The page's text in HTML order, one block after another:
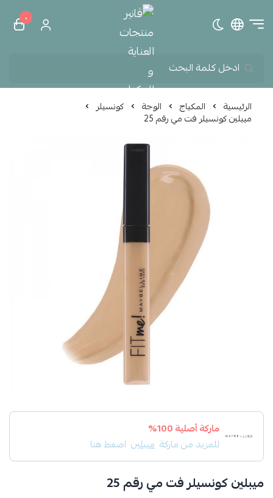
تبديل الوضع الداكنڤانير منتجات العناية و
٠
الرئيسية المكياج الوجة كونسيلر
ميبلين كونسيلر فت مي رقم 25
ماركة أصلية 100%
للمزيد من ماركة ميبلين اضغط هنا
ميبلين كونسيلر فت مي رقم 25